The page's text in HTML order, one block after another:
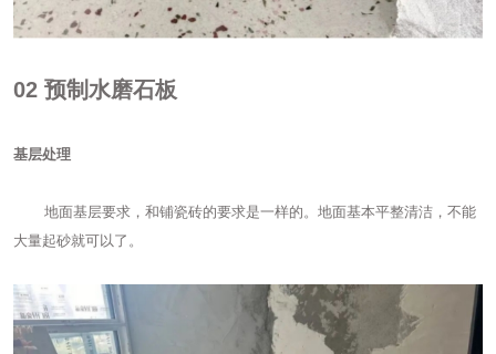
02 预制水磨石板
基层处理
地面基层要求，和铺瓷砖的要求是一样的。地面基本平整清洁，不能
大量起砂就可以了。